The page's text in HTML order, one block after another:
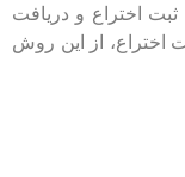
ثبت اختراع و دریافت
اختراع، از این روش